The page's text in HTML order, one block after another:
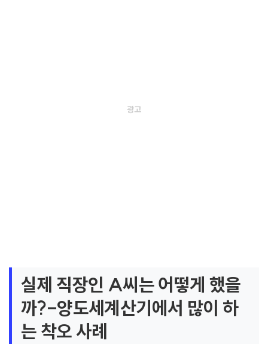
실제 직장인 A씨는 어떻게 했을
까?-양도세계산기에서 많이 하
는 착오 사례